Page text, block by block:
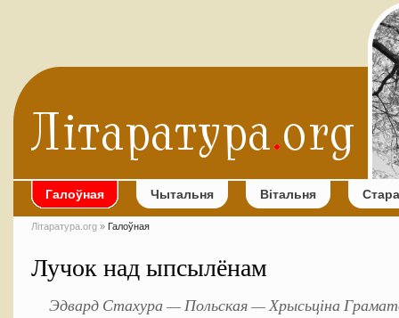
Галоўная Чытальня Вітальня
Літаратура.org » Галоўная
Лучок над ыпсылёнам
Эдвард Стахура — Польская — Хрысьціна